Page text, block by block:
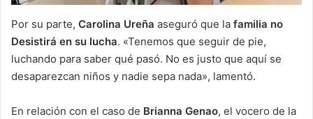
Por su parte, Carolina Ureña aseguró que la familia no
Desistirá en su lucha. «Tenemos que seguir de pie,
luchando para saber qué pasó. No es justo que aquí se
desaparezcan niños y nadie sepa nada», lamentó.
En relación con el caso de Brianna Genao, el vocero de la